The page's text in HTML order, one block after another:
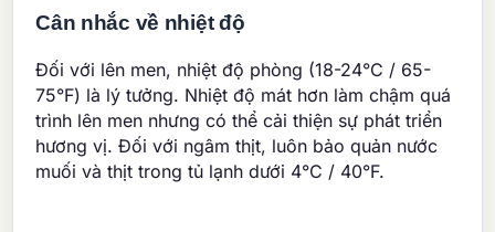
Cân nhắc về nhiệt độ
Đối với lên men, nhiệt độ phòng (18-24°C / 65-
75°F) là lý tưởng. Nhiệt độ mát hơn làm chậm quá
trình lên men nhưng có thể cải thiện sự phát triển
hương vị. Đối với ngâm thịt, luôn bảo quản nước
muối và thịt trong tủ lạnh dưới 4°C / 40°F.